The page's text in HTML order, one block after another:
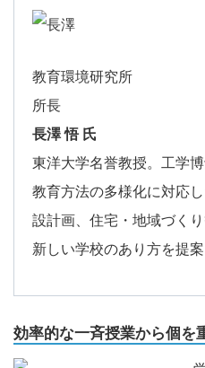
教育環境研究所
所長
長澤 悟 氏
東洋大学名誉教授。工学博
教育方法の多様化に対応
設計画、住宅・地域づく
新しい学校のあり方を提案
効率的な一斉授業から個を